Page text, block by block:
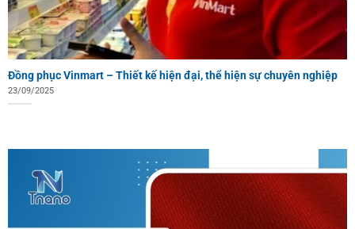
Đồng phục Vinmart – Thiết kế hiện đại, thể hiện sự chuyên nghiệp
23/09/2025